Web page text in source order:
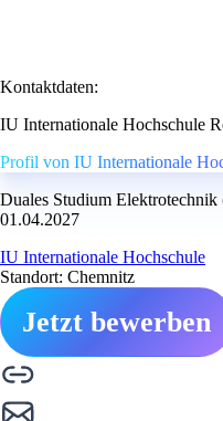
Kontaktdaten:
IU Internationale Hochschule
Profil von IU Internationale
Duales Studium
01.04.2027
IU Internationale Hochschule
Standort: Chemnitz
Jetzt bewerben